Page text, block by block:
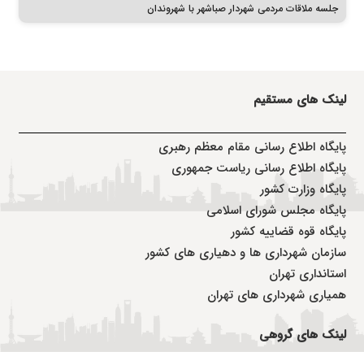
جلسه ملاقات مردمی شهردار صباشهر با شهروندان
لینک های مستقیم
پایگاه اطلاع رسانی مقام معظم رهبری
پایگاه اطلاع رسانی ریاست جمهوری
پایگاه وزارت کشور
پایگاه مجلس شورای اسلامی
پایگاه قوه قضاییه کشور
سازمان شهرداری ها و دهیاری های کشور
استانداری تهران
همیاری شهرداری های تهران
لینک های گروهی